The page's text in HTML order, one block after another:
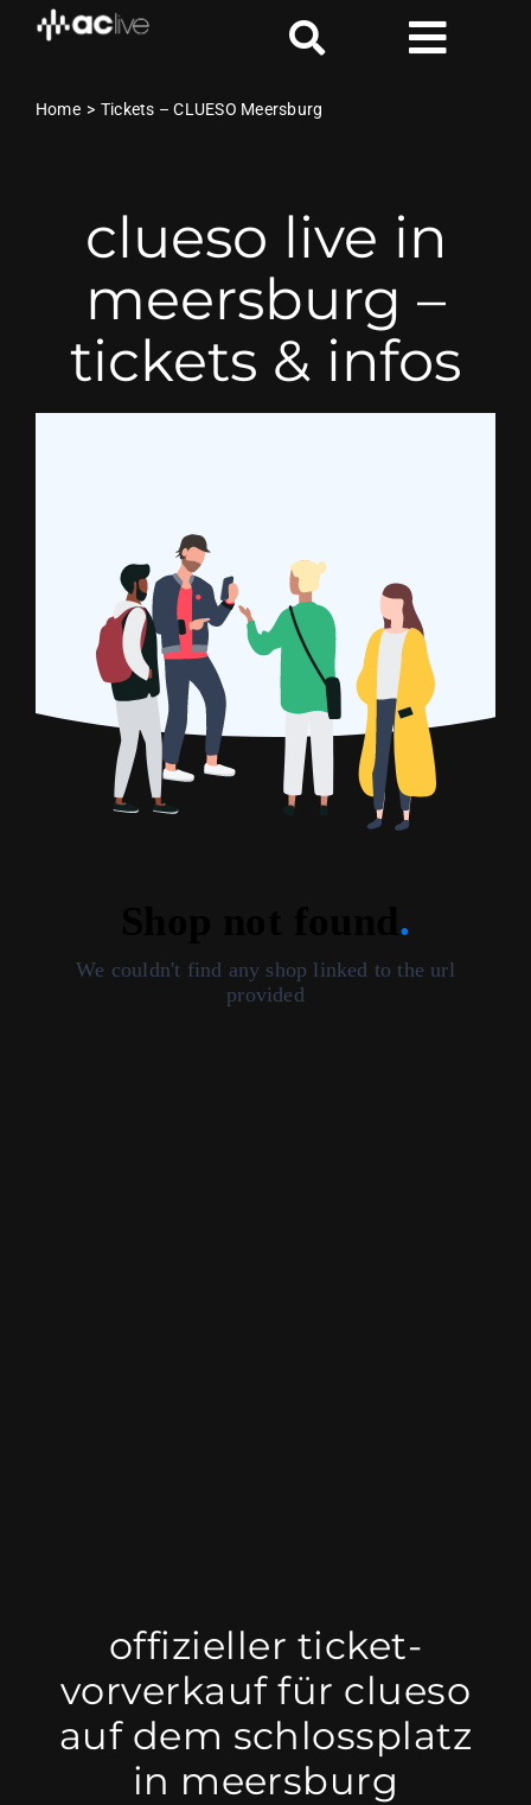
Inhalt
Aktuelle Shows
Handicap
Home Tickets – CLUESO Meersburg
clueso live in
meersburg –
tickets & infos
offizieller ticket-
vorverkauf für clueso
auf dem schlossplatz
in meersburg